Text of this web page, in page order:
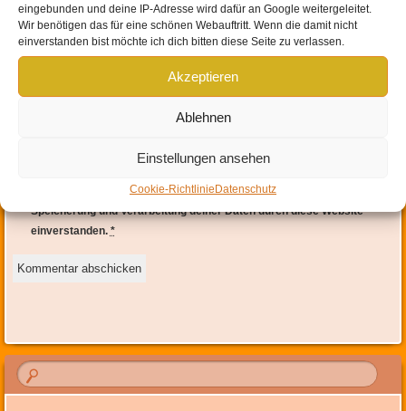
eingebunden und deine IP-Adresse wird dafür an Google weitergeleitet.
Wir benötigen das für eine schönen Webauftritt. Wenn die damit nicht
einverstanden bist möchte ich dich bitten diese Seite zu verlassen.
Akzeptieren
Ablehnen
Einstellungen ansehen
Cookie-Richtlinie Datenschutz
Name*
E-Mail-Adresse*
Mit der Nutzung dieses Formulars erklärst du dich mit der
Speicherung und Verarbeitung deiner Daten durch diese Website
einverstanden. *